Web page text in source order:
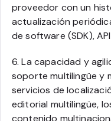
proveedor con un
actualización
de software (SDK),
6. La capacidad y
soporte multilingüe y
servicios de
editorial multilingüe,
contenido